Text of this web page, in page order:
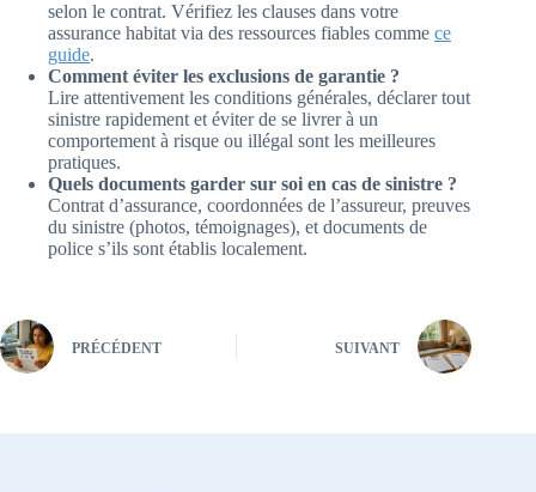
selon le contrat. Vérifiez les clauses dans votre
assurance habitat via des ressources fiables comme ce
guide.
Comment éviter les exclusions de garantie ?
Lire attentivement les conditions générales, déclarer tout
sinistre rapidement et éviter de se livrer à un
comportement à risque ou illégal sont les meilleures
pratiques.
Quels documents garder sur soi en cas de sinistre ?
Contrat d’assurance, coordonnées de l’assureur, preuves
du sinistre (photos, témoignages), et documents de
police s’ils sont établis localement.
PRÉCÉDENT SUIVANT